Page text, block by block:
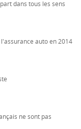
dans tous les sens
auto en 2014
ne sont pas